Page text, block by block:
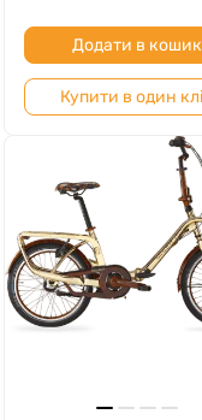
Додати в кошик
Купити в один